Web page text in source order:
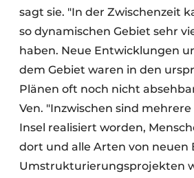
sagt sie. "In der Zwischenzeit
so dynamischen Gebiet sehr
haben. Neue Entwicklungen
dem Gebiet waren in den
Plänen oft noch nicht
Ven. "Inzwischen sind
Insel realisiert worden,
dort und alle Arten von neuen
Umstrukturierungsprojekten